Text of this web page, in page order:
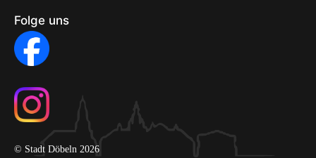
Folge uns
© Stadt Döbeln 2026